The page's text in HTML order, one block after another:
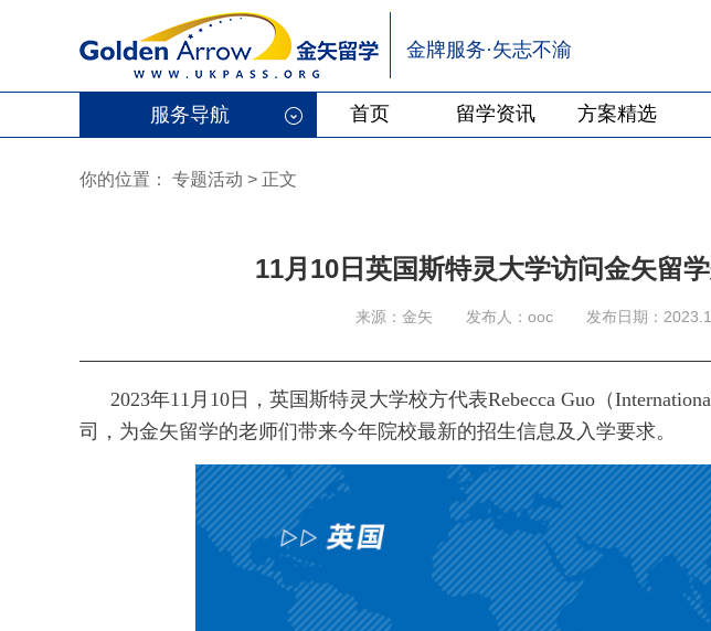
金牌服务·矢志不渝
服务导航 首页 留学资讯 方案精选
你的位置： 专题活动 > 正文
11月10日英国斯特灵大学访问金矢留
来源：金矢 发布人：ooc 发布日期：
2023年11月10日，英国斯特灵大学校方代表Rebecca Guo（
司，为金矢留学的老师们带来今年院校最新的招生信息及入学要求。